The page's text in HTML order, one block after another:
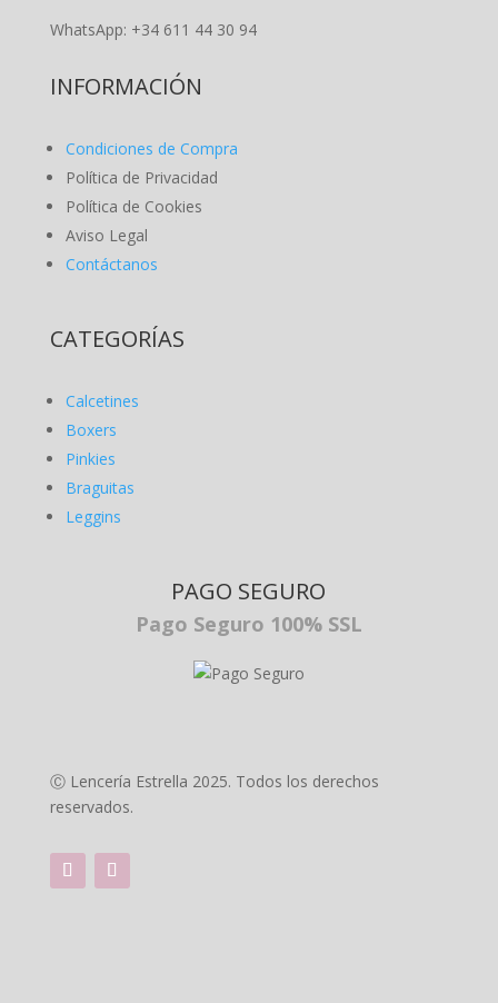
WhatsApp: +34 611 44 30 94
INFORMACIÓN
Condiciones de Compra
Política de Privacidad
Política de Cookies
Aviso Legal
Contáctanos
CATEGORÍAS
Calcetines
Boxers
Pinkies
Braguitas
Leggins
PAGO SEGURO
Pago Seguro 100% SSL
Ⓒ Lencería Estrella 2025. Todos los derechos
reservados.